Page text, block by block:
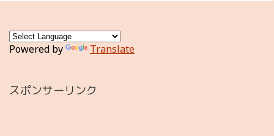
Powered by Translate
スポンサーリンク